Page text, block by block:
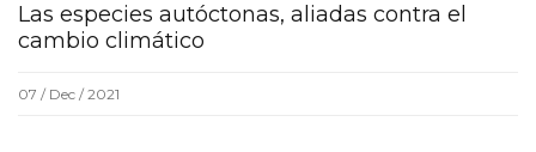
Las especies autóctonas, aliadas contra el
cambio climático
07 / Dec / 2021